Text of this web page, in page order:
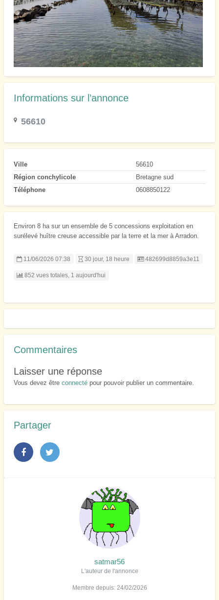
Informations sur l’annonce
56610
Ville
56610
Région conchylicole
Bretagne sud
Téléphone
0608850122
Environ 8 ha sur un ensemble de 5 concessions exploitation en
surélevé huître creuse accessible par la terre et la mer à Arradon.
11/06/2026 07:38 30 jour, 18 heure Listing ID
482699d8859a3e11
852 vues totales, 1 aujourd'hui
Commentaires
Laisser une réponse
Vous devez être connectépour pouvoir publier un commentaire.
Partager
satmar56
L'auteur de l'annonce
Membre depuis: 24/02/2026